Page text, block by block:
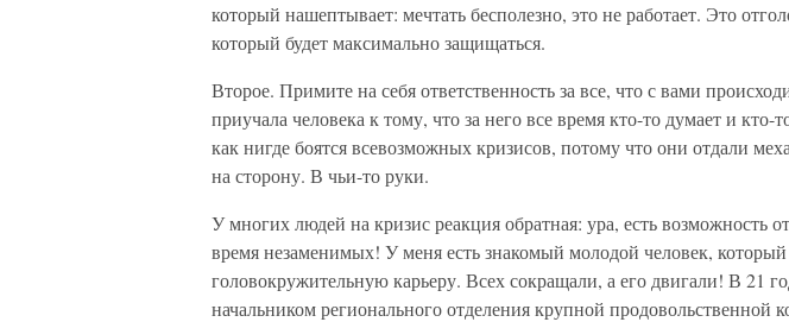
который нашептывает: мечтать бесполезно, это не работает. Это
который будет максимально защищаться.
Второе. Примите на себя ответственность за все, что с вами
приучала человека к тому, что за него все время кто-то думает и
как нигде боятся всевозможных кризисов, потому что они отдали
на сторону. В чьи-то руки.
У многих людей на кризис реакция обратная: ура, есть возможность
время незаменимых! У меня есть знакомый молодой человек,
головокружительную карьеру. Всех сокращали, а его двигали! В 21
начальником регионального отделения крупной продовольственной